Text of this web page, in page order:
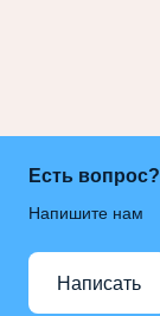
Есть вопрос?
Напишите нам
Написать